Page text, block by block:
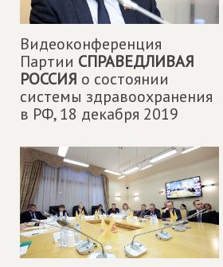
Видеоконференция
Партии СПРАВЕДЛИВАЯ
РОССИЯ о состоянии
системы здравоохранения
в РФ,18 декабря 2019